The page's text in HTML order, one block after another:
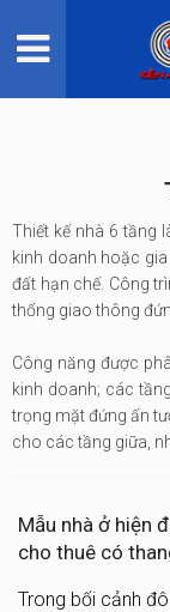
Thiết kế nhà 6 tầng
kinh doanh hoặc
đất hạn chế. Công
thống giao thông
Công năng được
kinh doanh; các
trọng mặt đứng ấn
cho các tầng giữa,
Mẫu nhà ở hiện
cho thuê có
Trong bối cảnh
TRANG CHỦ
THI CÔNG